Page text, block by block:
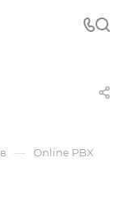
— Online PBX